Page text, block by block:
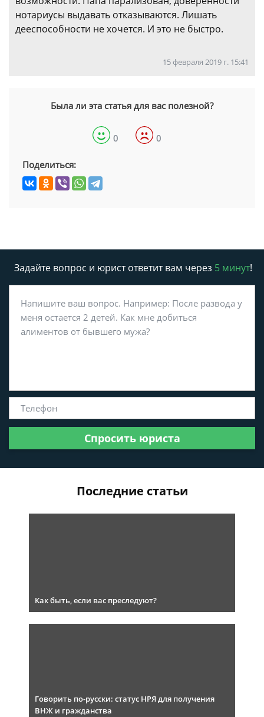
нотариусы выдавать отказываются. Лишать
дееспособности не хочется. И это не быстро.
15 февраля 2019 г. 15:41
Была ли эта статья для вас полезной?
0 0
Поделиться:
Задайте вопрос и юрист ответит вам через 5 минут!
Спросить юриста
Последние статьи
Как быть, если вас преследуют?
Говорить по-русски: статус НРЯ для получения
ВНЖ и гражданства